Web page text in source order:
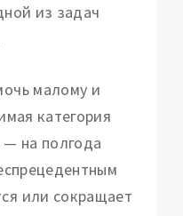
из задач
малому и
категория
на полгода
или сокращает